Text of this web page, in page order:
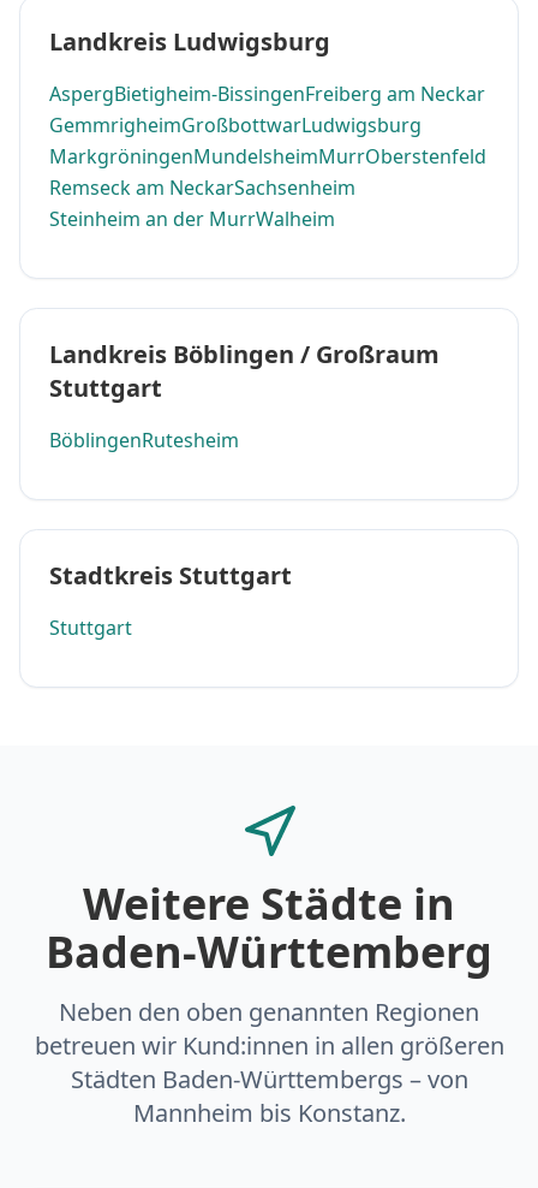
Landkreis Ludwigsburg
AspergBietigheim-BissingenFreiberg am Neckar
GemmrigheimGroßbottwarLudwigsburg
MarkgröningenMundelsheimMurrOberstenfeld
Remseck am NeckarSachsenheim
Steinheim an der MurrWalheim
Landkreis Böblingen / Großraum
Stuttgart
BöblingenRutesheim
Stadtkreis Stuttgart
Stuttgart
Weitere Städte in
Baden-Württemberg
Neben den oben genannten Regionen
betreuen wir Kund:innen in allen größeren
Städten Baden-Württembergs – von
Mannheim bis Konstanz.